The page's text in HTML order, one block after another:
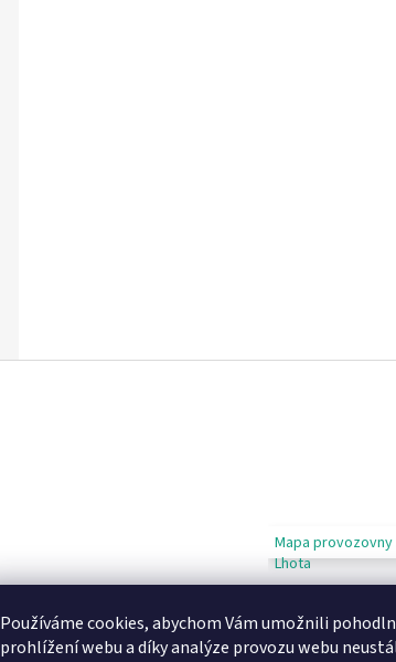
Používáme cookies, abychom Vám umožnili
prohlížení webu a díky analýze provozu webu
Mapa provozovny
Lhota